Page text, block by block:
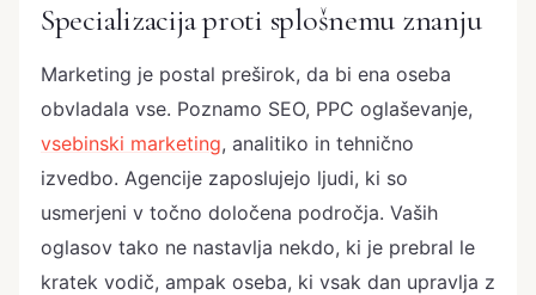
Specializacija proti splošnemu znanju
Marketing je postal preširok, da bi ena oseba
obvladala vse. Poznamo SEO, PPC oglaševanje,
vsebinski marketing, analitiko in tehnično
izvedbo. Agencije zaposlujejo ljudi, ki so
usmerjeni v točno določena področja. Vaših
oglasov tako ne nastavlja nekdo, ki je prebral le
kratek vodič, ampak oseba, ki vsak dan upravlja z